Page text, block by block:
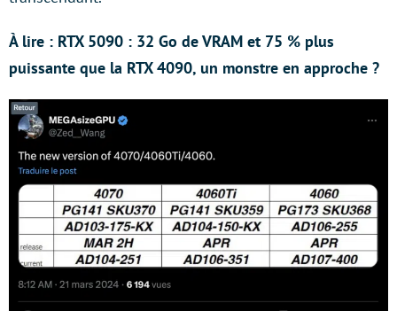
À lire : RTX 5090 : 32 Go de VRAM et 75 % plus
puissante que la RTX 4090, un monstre en approche ?